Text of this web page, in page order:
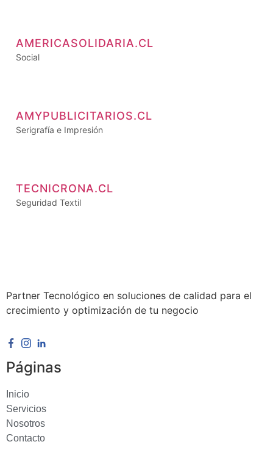
AMERICASOLIDARIA.CL
Social
AMYPUBLICITARIOS.CL
Serigrafía e Impresión
TECNICRONA.CL
Seguridad Textil
Partner Tecnológico en soluciones de calidad para el
crecimiento y optimización de tu negocio
Páginas
Inicio
Servicios
Nosotros
Contacto